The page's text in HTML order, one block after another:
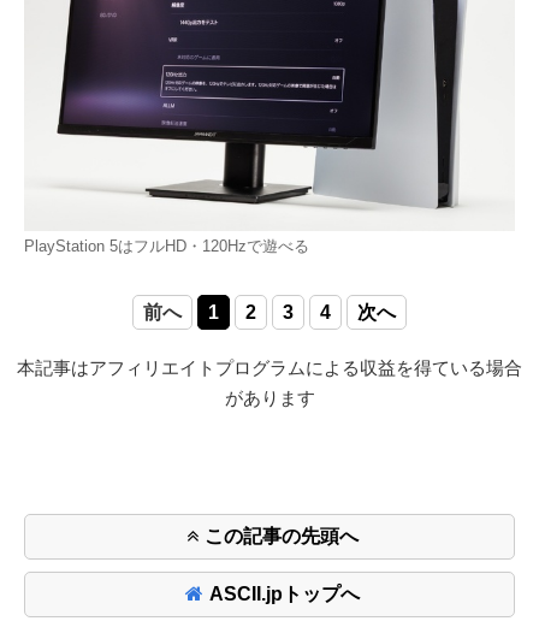
PlayStation 5はフルHD・120Hzで遊べる
前へ 1 2 3 4 次へ
本記事はアフィリエイトプログラムによる収益を得ている場合
があります
この記事の先頭へ
ASCII.jpトップへ